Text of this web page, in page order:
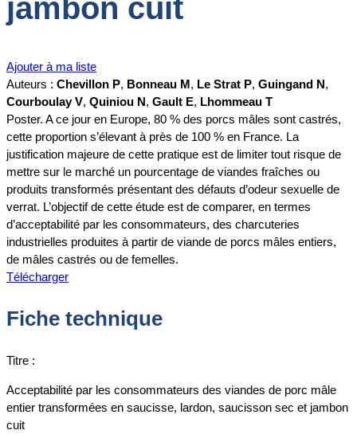
jambon cuit
Ajouter à ma liste
Auteurs : Chevillon P, Bonneau M, Le Strat P, Guingand N,
Courboulay V, Quiniou N, Gault E, Lhommeau T
Poster. A ce jour en Europe, 80 % des porcs mâles sont castrés,
cette proportion s’élevant à près de 100 % en France. La
justification majeure de cette pratique est de limiter tout risque de
mettre sur le marché un pourcentage de viandes fraîches ou
produits transformés présentant des défauts d’odeur sexuelle de
verrat. L’objectif de cette étude est de comparer, en termes
d’acceptabilité par les consommateurs, des charcuteries
industrielles produites à partir de viande de porcs mâles entiers,
de mâles castrés ou de femelles.
Télécharger
Fiche technique
Titre :
Acceptabilité par les consommateurs des viandes de porc mâle
entier transformées en saucisse, lardon, saucisson sec et jambon
cuit